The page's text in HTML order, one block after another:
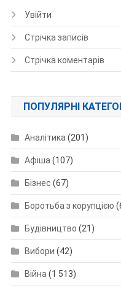
Увійти
Стрічка записів
Стрічка коментарів
ПОПУЛЯРНІ
Аналітика(201)
Афіша(107)
Бізнес (67)
Боротьба з корупцією
Будівництво (21)
Вибори (42)
Війна(1 513)